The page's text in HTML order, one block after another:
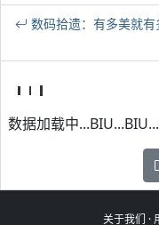
数码拾遗：有多美就
数据加载中
关于我们 ·